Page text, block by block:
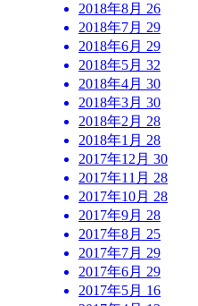
2018年8月 26
2018年7月 29
2018年6月 29
2018年5月 32
2018年4月 30
2018年3月 30
2018年2月 28
2018年1月 28
2017年12月 30
2017年11月 28
2017年10月 28
2017年9月 28
2017年8月 25
2017年7月 29
2017年6月 29
2017年5月 16